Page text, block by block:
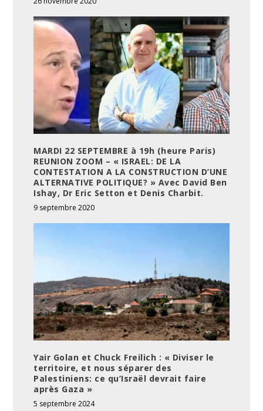
MARDI 22 SEPTEMBRE à 19h (heure Paris)
REUNION ZOOM – « ISRAEL: DE LA
CONTESTATION A LA CONSTRUCTION D’UNE
ALTERNATIVE POLITIQUE? » Avec David Ben
Ishay, Dr Eric Setton et Denis Charbit.
9 septembre 2020
Yair Golan et Chuck Freilich : « Diviser le
territoire, et nous séparer des
Palestiniens: ce qu’Israël devrait faire
après Gaza »
5 septembre 2024